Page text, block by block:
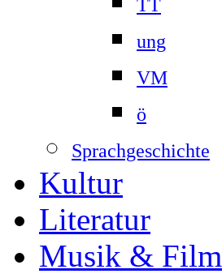
TT
ung
VM
ö
Sprachgeschichte
Kultur
Literatur
Musik & Film